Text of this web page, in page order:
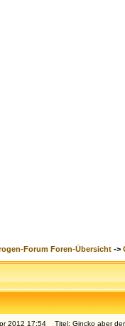
Forum Foren-Übersicht ->
2012 17:54 Titel: Gincko aber